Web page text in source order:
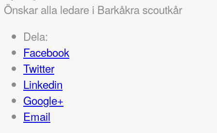
Önskar alla ledare i Barkåkra scoutkår
Dela:
Facebook
Twitter
Linkedin
Google+
Email